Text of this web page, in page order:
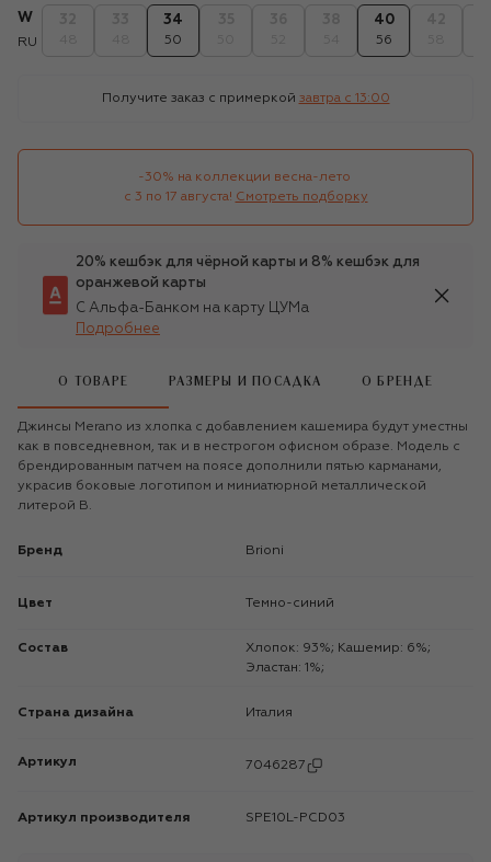
W
RU
34
50
40
56
Получите заказ с примеркой завтра c 13:00
-30% на коллекции весна-лето
с 3 по 17 августа! Смотреть подборку
20% кешбэк для чёрной карты и 8% кешбэк для
оранжевой карты
С Альфа-Банком на карту ЦУМа
Подробнее
О ТОВАРЕ РАЗМЕРЫ И ПОСАДКА О БРЕНДЕ
Джинсы Merano из хлопка с добавлением кашемира будут уместны
как в повседневном, так и в нестрогом офисном образе. Модель с
брендированным патчем на поясе дополнили пятью карманами,
украсив боковые логотипом и миниатюрной металлической
литерой B.
Бренд Brioni
Цвет Темно-синий
Состав
Хлопок: 93%; Кашемир: 6%;
Эластан: 1%;
Страна дизайна Италия
Артикул 7046287
Артикул производителя SPE10L-PCD03